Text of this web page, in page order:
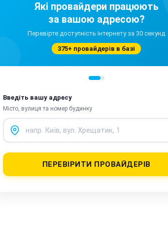
Які провайдери працюють
за вашою адресою?
Перевірте доступність інтернету за 30 секунд
375+ провайдерів в базі
Введіть вашу адресу
Місто, вулиця та номер будинку
ПЕРЕВІРИТИ ПРОВАЙДЕРІВ